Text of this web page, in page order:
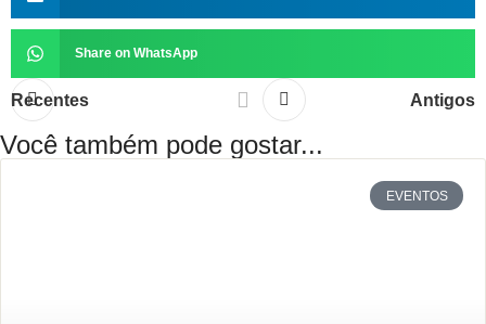
Share on WhatsApp
Recentes Antigos
Você também pode gostar...
EVENTOS